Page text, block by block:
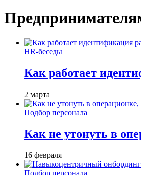
HR-беседы
Как работает
2 марта
Подбор персонала
Как не утонуть в
16 февраля
Подбор персонала